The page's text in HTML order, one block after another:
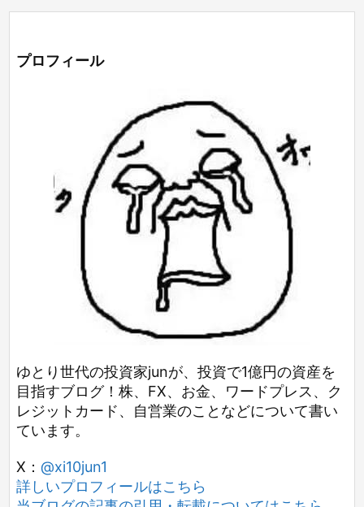
プロフィール
ゆとり世代の投資家junが、投資で1億円の資産を
目指すブログ！株、FX、お金、ワードプレス、ク
レジットカード、自営業のことなどについて書い
ています。
X： @xi10jun1
詳しいプロフィールはこちら